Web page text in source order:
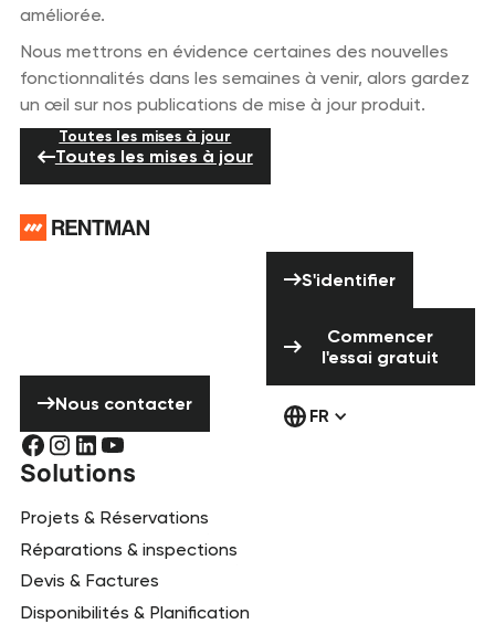
améliorée.
Nous mettrons en évidence certaines des nouvelles
fonctionnalités dans les semaines à venir, alors gardez
un œil sur nos publications de mise à jour produit.
Toutes les mises à jour
Toutes les mises à jour
Nous contacter
S'identifier
Commencer
l'essai gratuit
FR
Solutions
Projets & Réservations
Réparations & inspections
Devis & Factures
Disponibilités & Planification